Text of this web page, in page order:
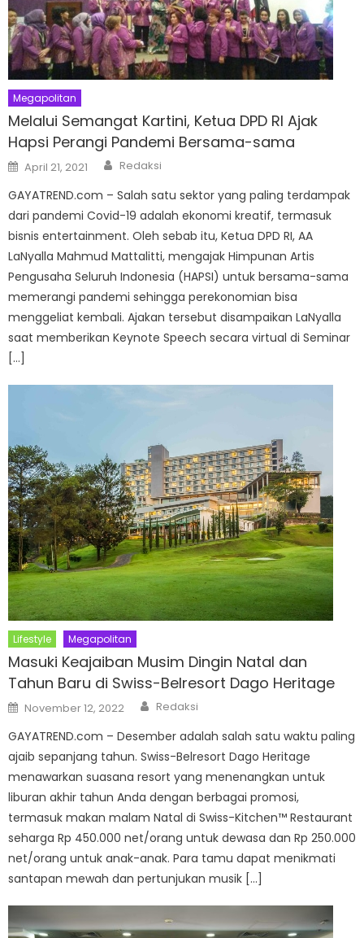
Megapolitan
Melalui Semangat Kartini, Ketua DPD RI Ajak
Hapsi Perangi Pandemi Bersama-sama
Posted
on
April 21, 2021 Author
Redaksi
GAYATREND.com – Salah satu sektor yang paling terdampak
dari pandemi Covid-19 adalah ekonomi kreatif, termasuk
bisnis entertainment. Oleh sebab itu, Ketua DPD RI, AA
LaNyalla Mahmud Mattalitti, mengajak Himpunan Artis
Pengusaha Seluruh Indonesia (HAPSI) untuk bersama-sama
memerangi pandemi sehingga perekonomian bisa
menggeliat kembali. Ajakan tersebut disampaikan LaNyalla
saat memberikan Keynote Speech secara virtual di Seminar
[…]
Lifestyle Megapolitan
Masuki Keajaiban Musim Dingin Natal dan
Tahun Baru di Swiss-Belresort Dago Heritage
Posted
on
November 12, 2022 Author
Redaksi
GAYATREND.com – Desember adalah salah satu waktu paling
ajaib sepanjang tahun. Swiss-Belresort Dago Heritage
menawarkan suasana resort yang menenangkan untuk
liburan akhir tahun Anda dengan berbagai promosi,
termasuk makan malam Natal di Swiss-Kitchen™ Restaurant
seharga Rp 450.000 net/orang untuk dewasa dan Rp 250.000
net/orang untuk anak-anak. Para tamu dapat menikmati
santapan mewah dan pertunjukan musik […]